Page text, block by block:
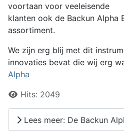
voortaan voor veeleisende
klanten ook de Backun Alpha
assortiment.
We zijn erg blij met dit
innovaties bevat die wij erg
Alpha
Details
Hits: 2049
Lees meer: De Backun